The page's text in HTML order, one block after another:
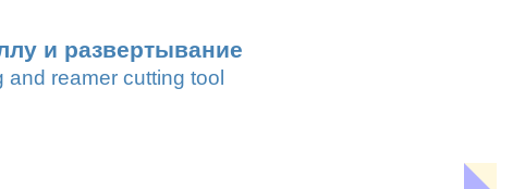
и развертывание
and reamer cutting tool